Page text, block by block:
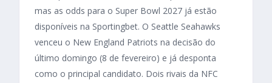
mas as odds para o Super Bowl 2027 já estão
disponíveis na Sportingbet. O Seattle Seahawks
venceu o New England Patriots na decisão do
último domingo (8 de fevereiro) e já desponta
como o principal candidato. Dois rivais da NFC